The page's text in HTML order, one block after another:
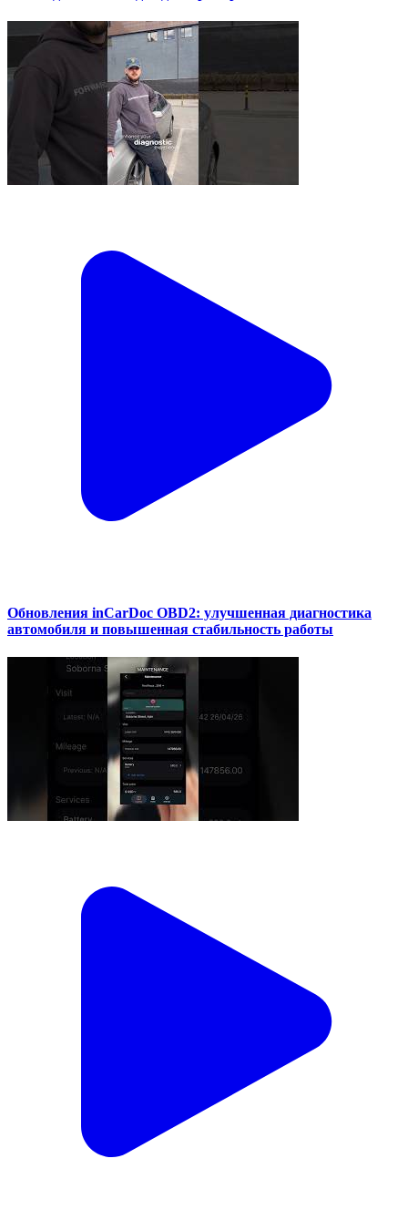
Обновления inCarDoc OBD2: улучшенная диагностика
автомобиля и повышенная стабильность работы